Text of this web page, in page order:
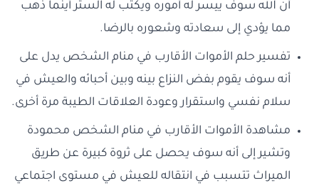
أن الله سوف ييسر له أموره ويكتب له الستر أينما ذهب
مما يؤدي إلى سعادته وشعوره بالرضا.
تفسير حلم الأموات الأقارب في منام الشخص يدل على
أنه سوف يقوم بفض النزاع بينه وبين أحبائه والعيش في
سلام نفسي واستقرار وعودة العلاقات الطيبة مرة أخرى.
مشاهدة الأموات الأقارب في منام الشخص محمودة
وتشير إلى أنه سوف يحصل على ثروة كبيرة عن طريق
الميراث تتسبب في انتقاله للعيش في مستوى اجتماعي